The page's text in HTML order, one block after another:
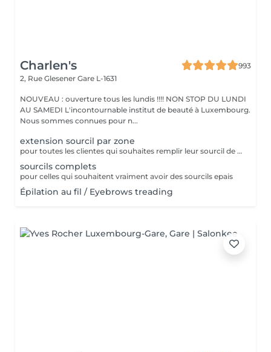
Charlen's
993
2, Rue Glesener Gare L-1631
NOUVEAU : ouverture tous les lundis !!!! NON STOP DU LUNDI
AU SAMEDI L'incontournable institut de beauté à Luxembourg.
Nous sommes connues pour n...
extension sourcil par zone
pour toutes les clientes qui souhaites remplir leur sourcil de facon temporaire et naturel cette prestation est faites pour vous
sourcils complets
pour celles qui souhaitent vraiment avoir des sourcils epais
Épilation au fil / Eyebrows treading